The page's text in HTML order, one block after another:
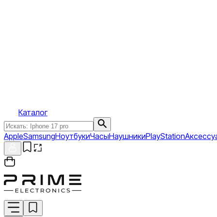
Каталог
AppleSamsungНоутбукиЧасыНаушникиPlayStation